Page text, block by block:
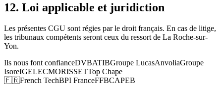
12. Loi applicable et juridiction
Les présentes CGU sont régies par le droit français. En cas de litige,
les tribunaux compétents seront ceux du ressort de La Roche-sur-
Yon.
Ils nous font confianceDVBATIBGroupe LucasAnvoliaGroupe
IsoreIGELECMORISSETTop Chape
🇫🇷French TechBPI FranceFFBCAPEB